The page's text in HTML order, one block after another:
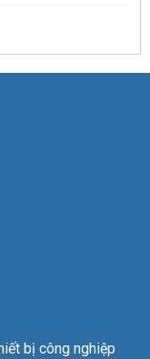
bị công nghiệp